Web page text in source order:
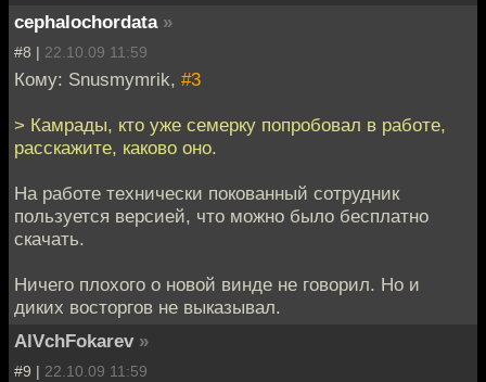
cephalochordata »
#8 | 22.10.09 11:59
Кому: Snusmymrik, #3
> Камрады, кто уже семерку попробовал в работе,
расскажите, каково оно.
На работе технически покованный сотрудник
пользуется версией, что можно было бесплатно
скачать.
Ничего плохого о новой винде не говорил. Но и
диких восторгов не выказывал.
AlVchFokarev »
#9 | 22.10.09 11:59